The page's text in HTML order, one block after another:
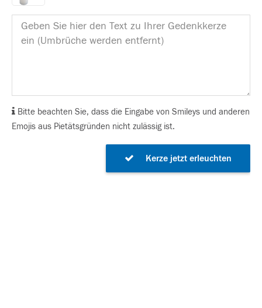
Bitte beachten Sie, dass die Eingabe von Smileys und anderen
Emojis aus Pietätsgründen nicht zulässig ist.
Kerze jetzt erleuchten